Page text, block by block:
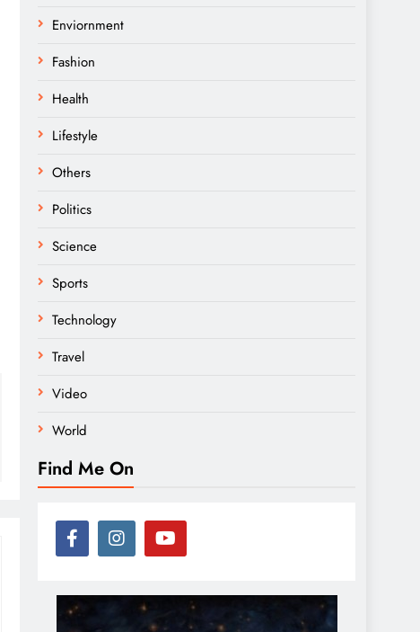
Enviornment
Fashion
Health
Lifestyle
Others
Politics
Science
Sports
Technology
Travel
Video
World
Find Me On